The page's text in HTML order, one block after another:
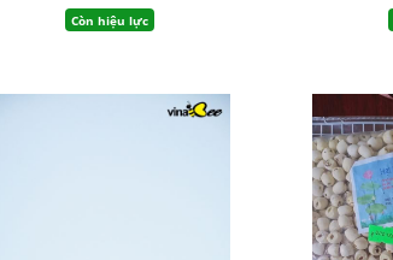
Còn hiệu lực